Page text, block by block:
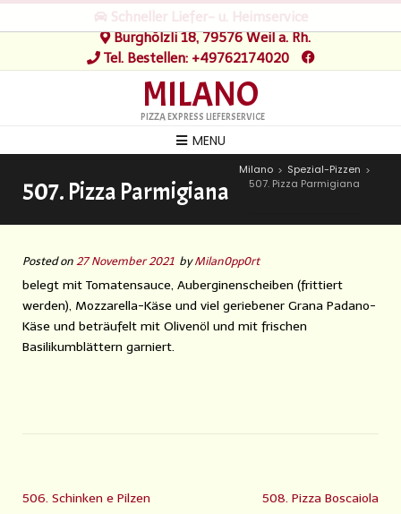
Schneller Liefer- u. Heimservice
Burghölzli 18, 79576 Weil a. Rh.
Tel. Bestellen: +49762174020
MILANO
PIZZA EXPRESS LIEFERSERVICE
MENU
507. Pizza Parmigiana
Milano > Spezial-Pizzen >
507. Pizza Parmigiana
Posted on 27 November 2021 byMilan0pp0rt
belegt mit Tomatensauce, Auberginenscheiben (frittiert
werden), Mozzarella-Käse und viel geriebener Grana Padano-
Käse und beträufelt mit Olivenöl und mit frischen
Basilikumblättern garniert.
506. Schinken e Pilzen 508. Pizza Boscaiola